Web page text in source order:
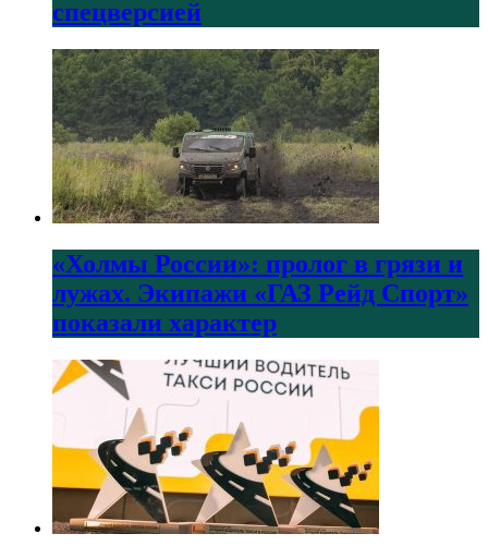
спецверсией
«Холмы России»: пролог в грязи и
лужах. Экипажи «ГАЗ Рейд Спорт»
показали характер